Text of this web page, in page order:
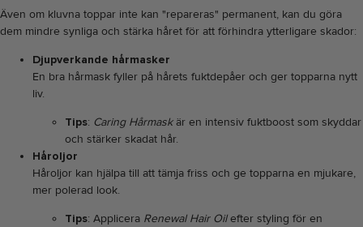
Även om kluvna toppar inte kan "repareras" permanent, kan du göra
dem mindre synliga och stärka håret för att förhindra ytterligare skador:
Djupverkande hårmasker
En bra hårmask fyller på hårets fuktdepåer och ger topparna nytt
liv.
Tips: Caring Hårmaskär en intensiv fuktboost som skyddar
och stärker skadat hår.
Håroljor
Håroljor kan hjälpa till att tämja friss och ge topparna en mjukare,
mer polerad look.
Tips: Applicera Renewal Hair Oilefter styling för en